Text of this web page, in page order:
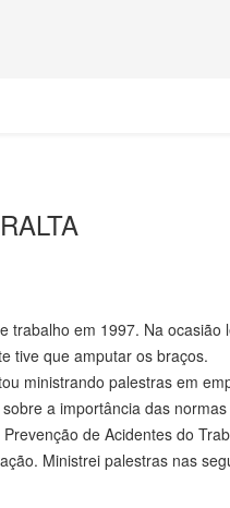
trabalho em 1997. Na
tive que amputar os braços.
ministrando palestras em
a importância das
de Acidentes do
Ministrei palestras nas